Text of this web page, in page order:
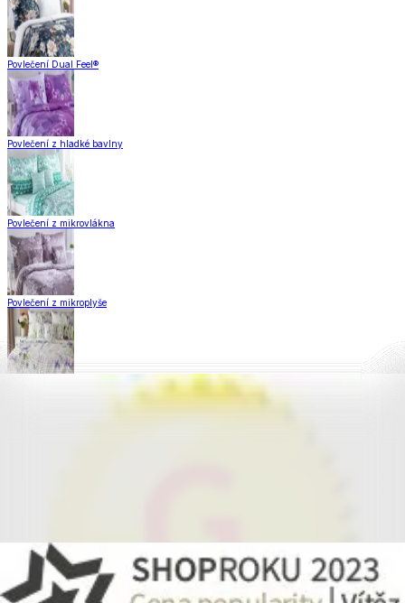
Povlečení Dual Feel®
Povlečení z hladké bavlny
Povlečení z mikrovlákna
Povlečení z mikroplyše
Krepové povlečení